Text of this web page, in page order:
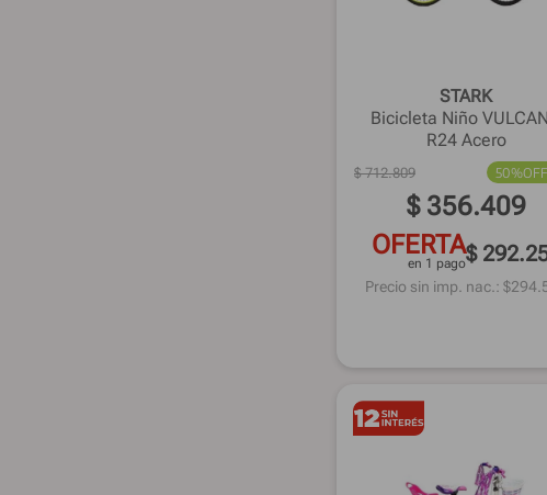
STARK
Bicicleta Niño
R24 Acero
$ 712.809 50%OFF
$ 356.409
OFERTA
en 1 pago$
Precio sin imp. nac.: $